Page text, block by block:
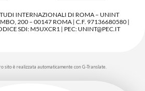
INTERNAZIONALI DI ROMA – UNINT
200 – 00147 ROMA | C.F. 97136680580 |
SDI: M5UXCR1 | PEC: UNINT@PEC.IT
sito è realizzata automaticamente con G-Translate.